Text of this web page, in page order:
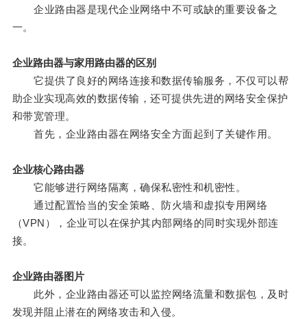
企业路由器是现代企业网络中不可或缺的重要设备之
一。
企业路由器与家用路由器的区别
它提供了良好的网络连接和数据传输服务，不仅可以帮
助企业实现高效的数据传输，还可提供先进的网络安全保护
和带宽管理。
首先，企业路由器在网络安全方面起到了关键作用。
企业核心路由器
它能够进行网络隔离，确保私密性和机密性。
通过配置恰当的安全策略、防火墙和虚拟专用网络
（VPN），企业可以在保护其内部网络的同时实现外部连
接。
企业路由器图片
此外，企业路由器还可以监控网络流量和数据包，及时
发现并阻止潜在的网络攻击和入侵。